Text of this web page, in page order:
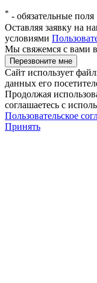
* - обязательные поля
Оставляя заявку на
условиями
Мы свяжемся с вами в
Сайт использует
данных его
Продолжая
соглашаетесь с
Пользовательское
Принять